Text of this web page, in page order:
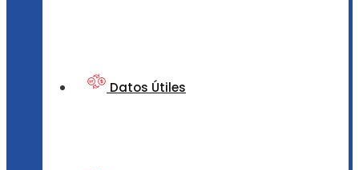
Datos Útiles